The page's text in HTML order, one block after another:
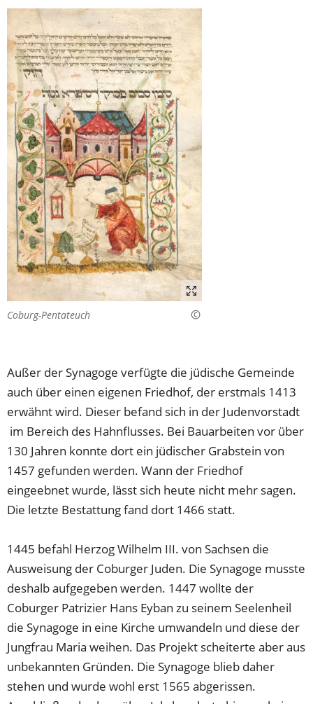
Coburg-Pentateuch
Außer der Synagoge verfügte die jüdische Gemeinde
auch über einen eigenen Friedhof, der erstmals 1413
erwähnt wird. Dieser befand sich in der Judenvorstadt
im Bereich des Hahnflusses. Bei Bauarbeiten vor über
130 Jahren konnte dort ein jüdischer Grabstein von
1457 gefunden werden. Wann der Friedhof
eingeebnet wurde, lässt sich heute nicht mehr sagen.
Die letzte Bestattung fand dort 1466 statt.
1445 befahl Herzog Wilhelm III. von Sachsen die
Ausweisung der Coburger Juden. Die Synagoge musste
deshalb aufgegeben werden. 1447 wollte der
Coburger Patrizier Hans Eyban zu seinem Seelenheil
die Synagoge in eine Kirche umwandeln und diese der
Jungfrau Maria weihen. Das Projekt scheiterte aber aus
unbekannten Gründen. Die Synagoge blieb daher
stehen und wurde wohl erst 1565 abgerissen.